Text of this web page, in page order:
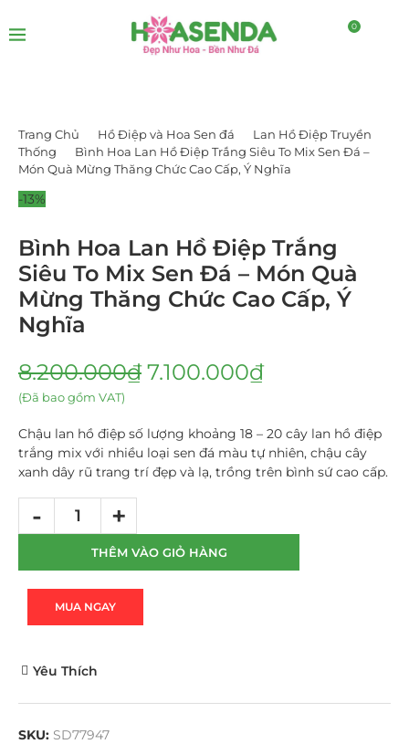
0
Trang Chủ Hồ Điệp và Hoa Sen đá
Lan Hồ Điệp Truyền
Thống
Bình Hoa Lan Hồ Điệp Trắng Siêu To Mix Sen Đá –
Món Quà Mừng Thăng Chức Cao Cấp, Ý Nghĩa
-13%
Bình Hoa Lan Hồ Điệp Trắng
Siêu To Mix Sen Đá – Món Quà
Mừng Thăng Chức Cao Cấp, Ý
Nghĩa
8.200.000₫ 7.100.000₫
(Đã bao gồm VAT)
Chậu lan hồ điệp số lượng khoảng 18 – 20 cây lan hồ điệp
trắng mix với nhiều loại sen đá màu tự nhiên, chậu cây
xanh dây rũ trang trí đẹp và lạ, trồng trên bình sứ cao cấp.
THÊM VÀO GIỎ HÀNG
MUA NGAY
Yêu Thích
SKU: SD77947